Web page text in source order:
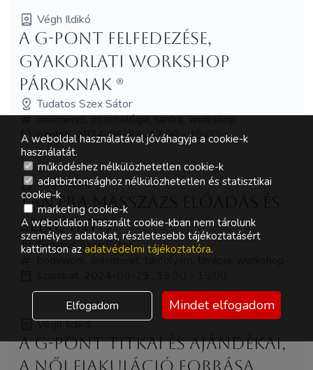
Végh Ildikó
a G-pont felfedezése,
gyakorlati Workshop
pároknak (R)
Tudatos Szex Sátor
önismeret, pszichológia, tantra, workshop
péntek, 2024-06-28., 17:00 - 19:00
Végh Ildikó
Tantra masszázs előadás és
bemutató (R)
Tudatos Szex Sátor
Végh Ildikó
A G-pont titkai és ajándékai,
A weboldal használatával jóváhagyja a cookie-k
használatát.
működéshez nélkülözhetetlen cookie-k
adatbiztonsághoz nélkülözhetetlen és statisztikai
cookie-k
marketing cookie-k
A weboldalon használt cookie-kban nem tárolunk
személyes adatokat, részletesebb tájékoztatásért
kattintson az adatvédelmi tájékoztatóra.
Elfogadom Mindet elfogadom